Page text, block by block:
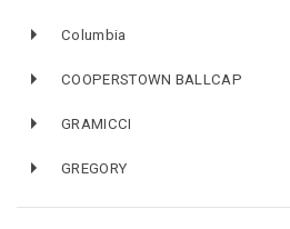
Columbia
COOPERSTOWN BALLCAP
GRAMICCI
GREGORY